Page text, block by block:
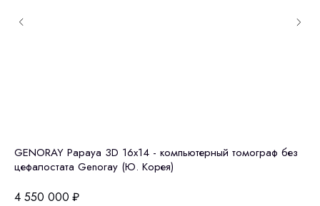
GENORAY Papaya 3D 16x14 - компьютерный томограф без
цефалостата Genoray (Ю. Корея)
4 550 000 ₽